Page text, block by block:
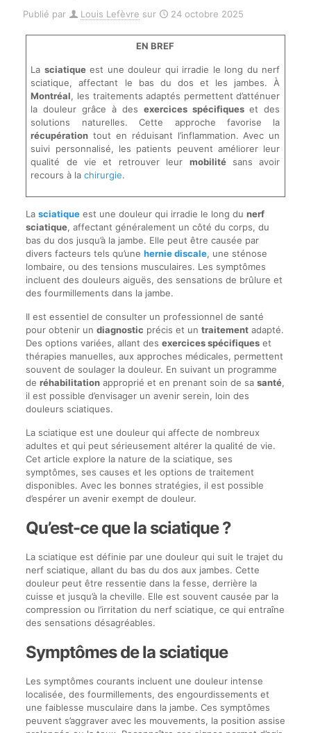
Publié par Louis Lefèvre sur 24 octobre 2025
EN BREF
La sciatiqueest une douleur qui irradie le long du nerf
sciatique, affectant le bas du dos et les jambes. À
Montréal, les traitements adaptés permettent d’atténuer
la douleur grâce à des exercices spécifiqueset des
solutions naturelles. Cette approche favorise la
récupération tout en réduisant l’inflammation. Avec un
suivi personnalisé, les patients peuvent améliorer leur
qualité de vie et retrouver leur mobilitésans avoir
recours à lachirurgie.
La sciatiqueest une douleur qui irradie le long du nerf
sciatique, affectant généralement un côté du corps, du
bas du dos jusqu’à la jambe. Elle peut être causée par
divers facteurs tels qu’une hernie discale, une sténose
lombaire, ou des tensions musculaires. Les symptômes
incluent des douleurs aiguës, des sensations de brûlure et
des fourmillements dans la jambe.
Il est essentiel de consulter un professionnel de santé
pour obtenir un diagnostic précis et un traitementadapté.
Des options variées, allant des exercices spécifiqueset
thérapies manuelles, aux approches médicales, permettent
souvent de soulager la douleur. En suivant un programme
de réhabilitationapproprié et en prenant soin de sa santé,
il est possible d’envisager un avenir serein, loin des
douleurs sciatiques.
La sciatique est une douleur qui affecte de nombreux
adultes et qui peut sérieusement altérer la qualité de vie.
Cet article explore la nature de la sciatique, ses
symptômes, ses causes et les options de traitement
disponibles. Avec les bonnes stratégies, il est possible
d’espérer un avenir exempt de douleur.
Qu’est-ce que la sciatique ?
La sciatique est définie par une douleur qui suit le trajet du
nerf sciatique, allant du bas du dos aux jambes. Cette
douleur peut être ressentie dans la fesse, derrière la
cuisse et jusqu’à la cheville. Elle est souvent causée par la
compression ou l’irritation du nerf sciatique, ce qui entraîne
des sensations désagréables.
Symptômes de la sciatique
Les symptômes courants incluent une douleur intense
localisée, des fourmillements, des engourdissements et
une faiblesse musculaire dans la jambe. Ces symptômes
peuvent s’aggraver avec les mouvements, la position assise